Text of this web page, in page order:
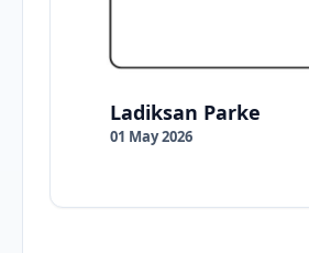
Ladiksan Parke
01 May 2026